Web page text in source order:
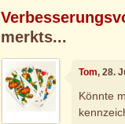
merkts...
Tom, 28.
Könnte